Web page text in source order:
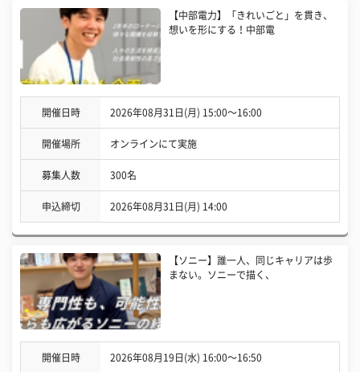
【中部電力】「きれいごと」を貫き、
想いを形にする！中部電
開催日時 2026年08月31日(月) 15:00〜16:00
開催場所 オンラインにて実施
募集人数 300名
申込締切 2026年08月31日(月) 14:00
【ソニー】誰一人、同じキャリアは歩
まない。ソニーで描く、
開催日時 2026年08月19日(水) 16:00〜16:50